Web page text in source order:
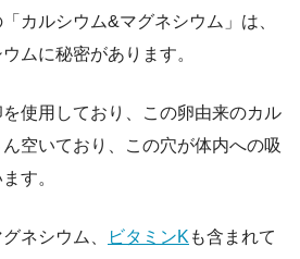
カルシウム&マグネシウム」は、
ムに秘密があります。
使用しており、この卵由来のカル
空いており、この穴が体内への吸
す。
ネシウム、 ビタミンK も含まれて